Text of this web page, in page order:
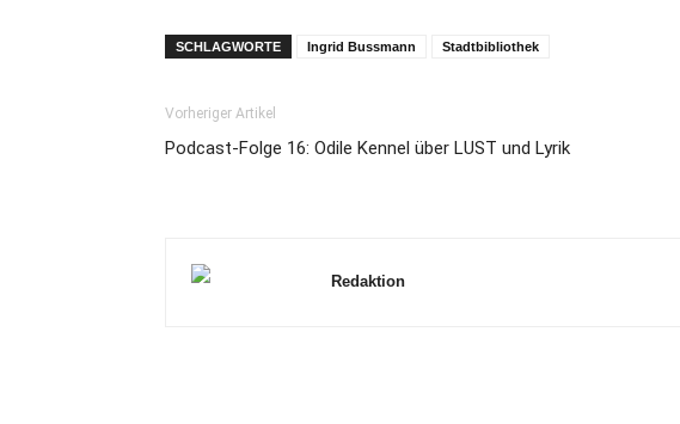
SCHLAGWORTE Ingrid Bussmann Stadtbibliothek
Vorheriger Artikel
Podcast-Folge 16: Odile Kennel über LUST und Lyrik
Redaktion